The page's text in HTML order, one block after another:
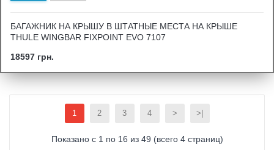
БАГАЖНИК НА КРЫШУ В ШТАТНЫЕ МЕСТА НА КРЫШЕ
THULE WINGBAR FIXPOINT EVO 7107
18597 грн.
1 2 3 4 > >|
Показано с 1 по 16 из 49 (всего 4 страниц)